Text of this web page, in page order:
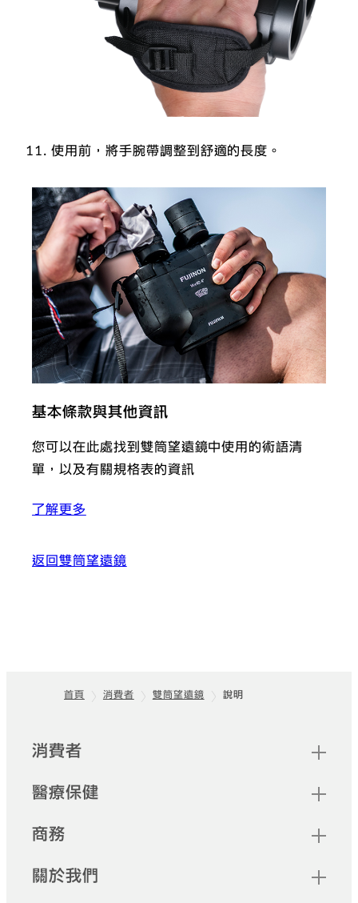
使用前，將手腕帶調整到舒適的長度。
基本條款與其他資訊
您可以在此處找到雙筒望遠鏡中使用的術語清
單，以及有關規格表的資訊
了解更多
返回雙筒望遠鏡
首頁 消費者 雙筒望遠鏡 說明
快速連結
消費者
醫療保健
商務
關於我們